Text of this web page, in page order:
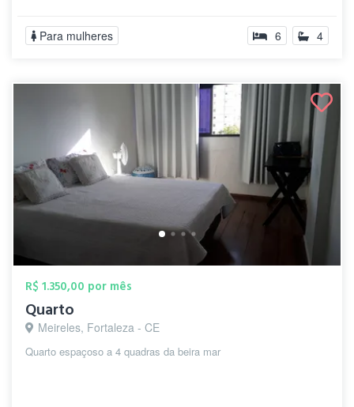
Para mulheres 6 4
R$ 1.350,00 por mês
Quarto
Meireles, Fortaleza - CE
Quarto espaçoso a 4 quadras da beira mar